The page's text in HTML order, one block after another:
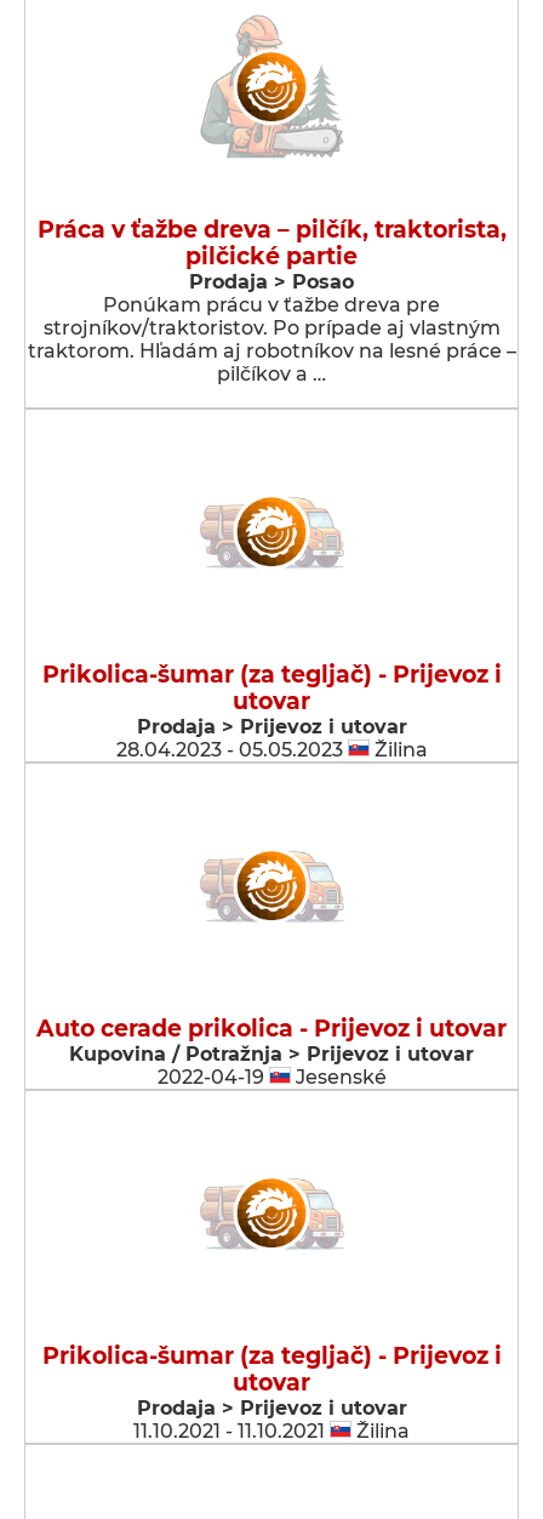
Práca v ťažbe dreva – pilčík, traktorista,
pilčické partie
Prodaja > Posao
Ponúkam prácu v ťažbe dreva pre
strojníkov/traktoristov. Po prípade aj vlastným
traktorom. Hľadám aj robotníkov na lesné práce –
pilčíkov a …
Prikolica-šumar (za tegljač) - Prijevoz i
utovar
Prodaja > Prijevoz i utovar
28.04.2023 - 05.05.2023
Žilina
Auto cerade prikolica - Prijevoz i utovar
Kupovina / Potražnja > Prijevoz i utovar
2022-04-19
Jesenské
Prikolica-šumar (za tegljač) - Prijevoz i
utovar
Prodaja > Prijevoz i utovar
11.10.2021 - 11.10.2021
Žilina